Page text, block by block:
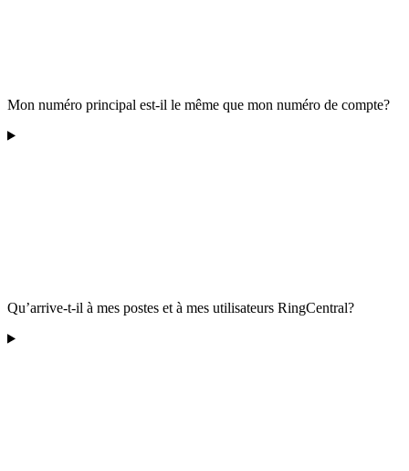
Mon numéro principal est-il le même que mon numéro de compte?
Qu’arrive-t-il à mes postes et à mes utilisateurs RingCentral?